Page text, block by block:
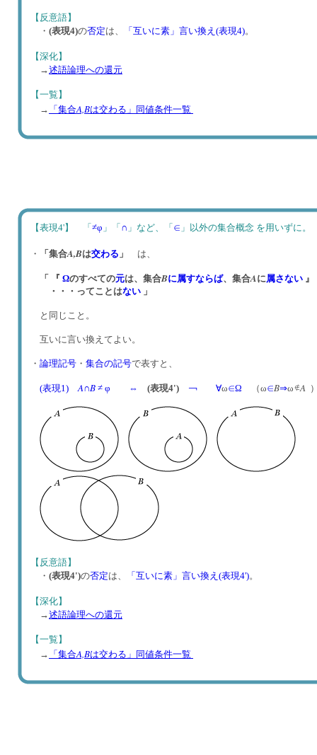
【反意語】
・ (表現4)の否定は、 「互いに素」言い換え(表現4)。
【深化】
→述語論理への還元
【一覧】
→ 「集合A,Bは交わる」同値条件一覧
【表現4'】 「 ≠φ 」「 ∩ 」など、「 ∈ 」以外の集合概念 を用いずに。
・ 「集合A,Bは交わる 」 は、
「 『 Ωのすべての元は、集合Bに属すならば、集合Aに 属さない 』
・・・ってことはない 」
と同じこと。
互いに言い換えてよい。
・ 論理記号 ・ 集合の記号で表すと、
(表現1) A∩B ≠ φ ⇔ (表現4') ￢ ∀ω∈Ω （ω∈B⇒ω A
【反意語】
・ (表現4')の否定は、 「互いに素」言い換え(表現4')。
【深化】
→述語論理への還元
【一覧】
→ 「集合A,Bは交わる」同値条件一覧